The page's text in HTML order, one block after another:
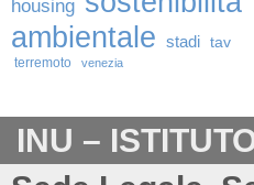
housing
ambientale stadi tav
terremoto venezia
INU –